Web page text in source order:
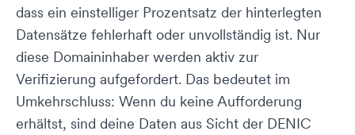
dass ein einstelliger Prozentsatz der hinterlegten
Datensätze fehlerhaft oder unvollständig ist. Nur
diese Domaininhaber werden aktiv zur
Verifizierung aufgefordert. Das bedeutet im
Umkehrschluss: Wenn du keine Aufforderung
erhältst, sind deine Daten aus Sicht der DENIC